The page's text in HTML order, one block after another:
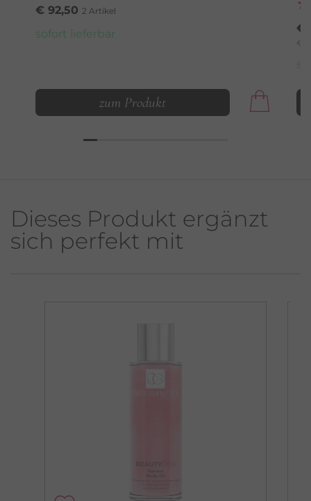
€ 92,50 2 Artikel
sofort lieferbar
zum Produkt
€
€
Dieses Produkt ergänzt
sich perfekt mit